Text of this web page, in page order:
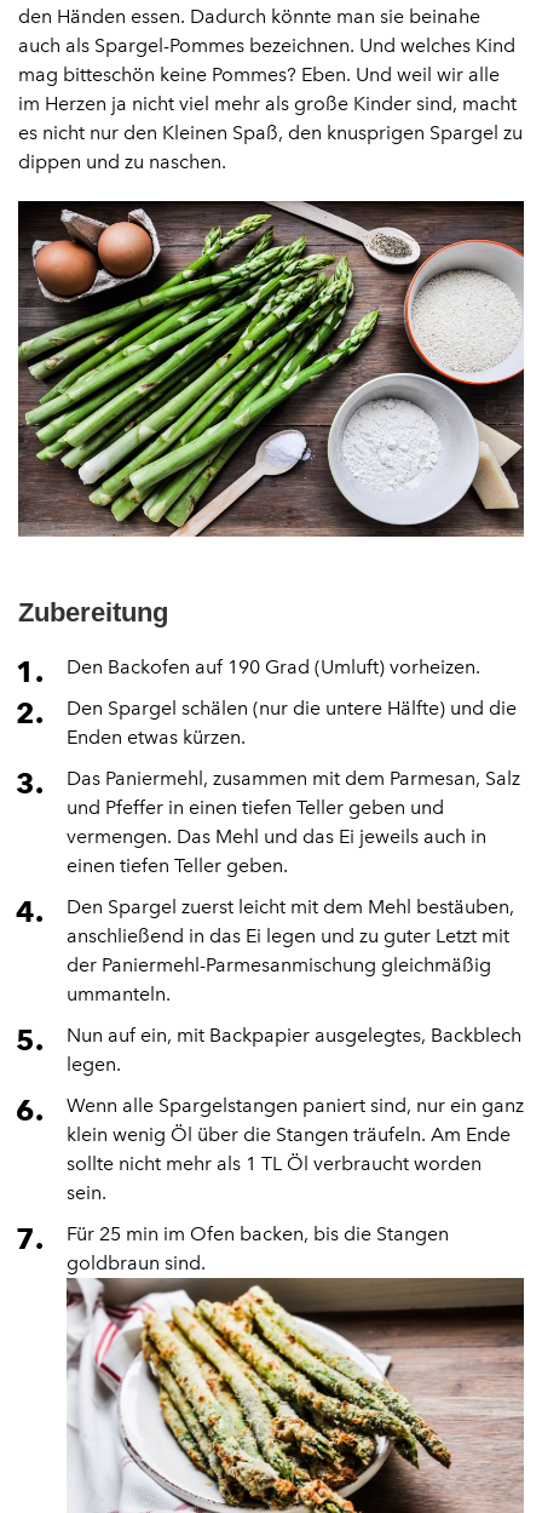
den Händen essen. Dadurch könnte man sie beinahe
auch als Spargel-Pommes bezeichnen. Und welches Kind
mag bitteschön keine Pommes? Eben. Und weil wir alle
im Herzen ja nicht viel mehr als große Kinder sind, macht
es nicht nur den Kleinen Spaß, den knusprigen Spargel zu
dippen und zu naschen.
Zubereitung
Den Backofen auf 190 Grad (Umluft) vorheizen.
Den Spargel schälen (nur die untere Hälfte) und die
Enden etwas kürzen.
Das Paniermehl, zusammen mit dem Parmesan, Salz
und Pfeffer in einen tiefen Teller geben und
vermengen. Das Mehl und das Ei jeweils auch in
einen tiefen Teller geben.
Den Spargel zuerst leicht mit dem Mehl bestäuben,
anschließend in das Ei legen und zu guter Letzt mit
der Paniermehl-Parmesanmischung gleichmäßig
ummanteln.
Nun auf ein, mit Backpapier ausgelegtes, Backblech
legen.
Wenn alle Spargelstangen paniert sind, nur ein ganz
klein wenig Öl über die Stangen träufeln. Am Ende
sollte nicht mehr als 1 TL Öl verbraucht worden
sein.
Für 25 min im Ofen backen, bis die Stangen
goldbraun sind.